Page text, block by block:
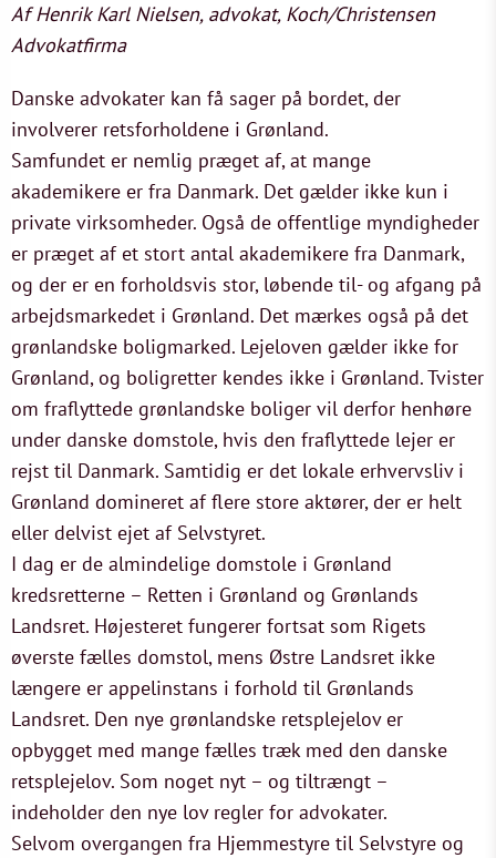
Af Henrik Karl Nielsen, advokat, Koch/Christensen
Advokatfirma
Danske advokater kan få sager på bordet, der
involverer retsforholdene i Grønland.
Samfundet er nemlig præget af, at mange
akademikere er fra Danmark. Det gælder ikke kun i
private virksomheder. Også de offentlige myndigheder
er præget af et stort antal akademikere fra Danmark,
og der er en forholdsvis stor, løbende til- og afgang på
arbejdsmarkedet i Grønland. Det mærkes også på det
grønlandske boligmarked. Lejeloven gælder ikke for
Grønland, og boligretter kendes ikke i Grønland. Tvister
om fraflyttede grønlandske boliger vil derfor henhøre
under danske domstole, hvis den fraflyttede lejer er
rejst til Danmark. Samtidig er det lokale erhvervsliv i
Grønland domineret af flere store aktører, der er helt
eller delvist ejet af Selvstyret.
I dag er de almindelige domstole i Grønland
kredsretterne – Retten i Grønland og Grønlands
Landsret. Højesteret fungerer fortsat som Rigets
øverste fælles domstol, mens Østre Landsret ikke
længere er appelinstans i forhold til Grønlands
Landsret. Den nye grønlandske retsplejelov er
opbygget med mange fælles træk med den danske
retsplejelov. Som noget nyt – og tiltrængt –
indeholder den nye lov regler for advokater.
Selvom overgangen fra Hjemmestyre til Selvstyre og